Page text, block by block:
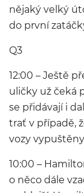
nějaký velký
do první
Q3
12:00 – Ještě
uličky už čeká
se přidávají i
trať v případě,
vozy
10:00 –
o něco dále